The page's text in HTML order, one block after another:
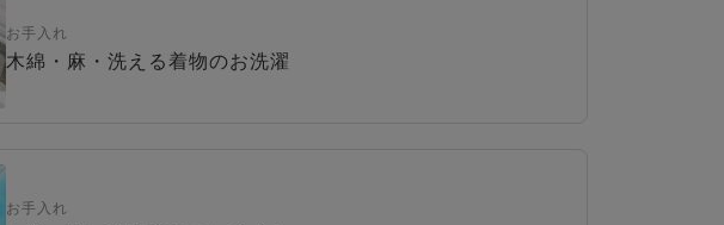
お手入れ
木綿・麻・洗える着物のお洗濯
お手入れ